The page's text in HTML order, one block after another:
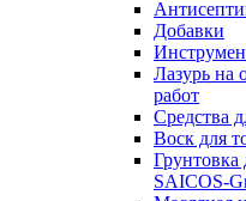
Добавки
Лазурь на
работ
Средства
Воск для
Грунтовка
SAICOS-